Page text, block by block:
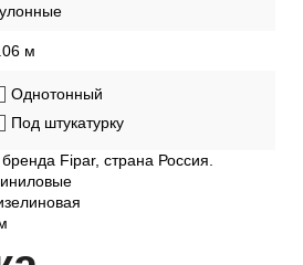
м
Однотонный
Под штукатурку
Fipar, страна Россия.